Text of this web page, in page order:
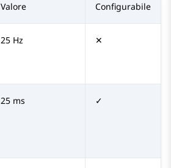
Valore Configurabile
25 Hz ✕
25 ms ✓